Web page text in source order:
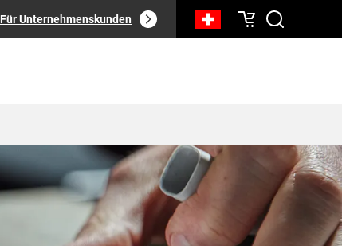
Für Unternehmenskunden